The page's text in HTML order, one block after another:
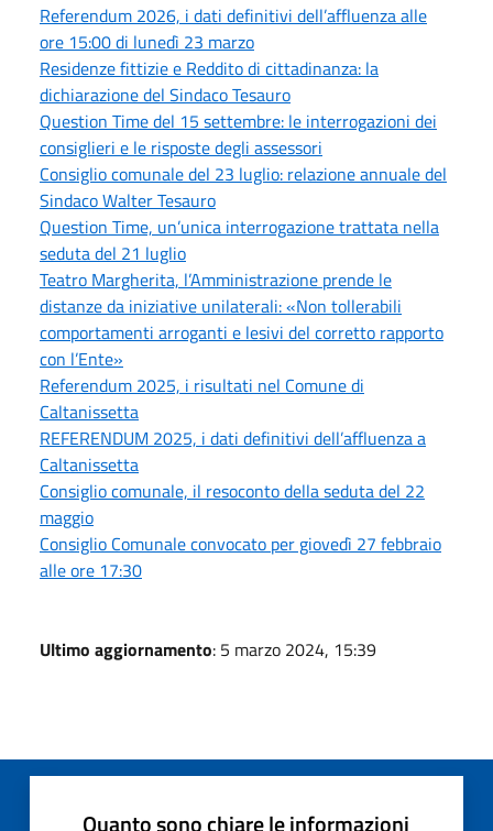
Referendum 2026, i dati definitivi dell’affluenza alle
ore 15:00 di lunedì 23 marzo
Residenze fittizie e Reddito di cittadinanza: la
dichiarazione del Sindaco Tesauro
Question Time del 15 settembre: le interrogazioni dei
consiglieri e le risposte degli assessori
Consiglio comunale del 23 luglio: relazione annuale del
Sindaco Walter Tesauro
Question Time, un’unica interrogazione trattata nella
seduta del 21 luglio
Teatro Margherita, l’Amministrazione prende le
distanze da iniziative unilaterali: «Non tollerabili
comportamenti arroganti e lesivi del corretto rapporto
con l’Ente»
Referendum 2025, i risultati nel Comune di
Caltanissetta
REFERENDUM 2025, i dati definitivi dell’affluenza a
Caltanissetta
Consiglio comunale, il resoconto della seduta del 22
maggio
Consiglio Comunale convocato per giovedì 27 febbraio
alle ore 17:30
Ultimo aggiornamento: 5 marzo 2024, 15:39
Quanto sono chiare le informazioni